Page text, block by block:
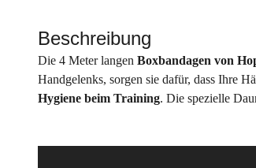
Beschreibung
Die 4 Meter langen Boxbandagen von
Handgelenks, sorgen sie dafür, dass Ihre
Hygiene beim Training. Die spezielle